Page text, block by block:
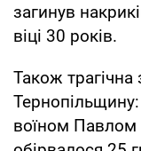
загинув
віці 30 років.
Також
воїном Павлом